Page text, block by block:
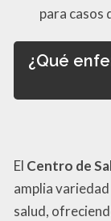
para casos
¿Qué
El Centro de
amplia
salud,